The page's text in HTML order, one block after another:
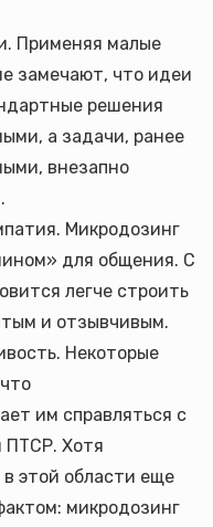
Применяя малые
замечают, что идеи
решения
а задачи, ранее
внезапно
Микродозинг
для общения. С
легче строить
и отзывчивым.
Некоторые
им справляться с
ПТСР. Хотя
этой области еще
микродозинг